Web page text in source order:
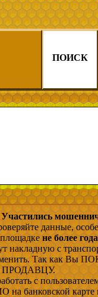
ПОИСК
данные,
не более года
накладную с
Так как Вы
с
на банковской